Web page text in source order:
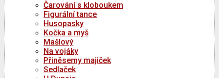
Čarování s kloboukem
Figurální tance
Husopasky
Kočka a myš
Mašlový
Na vojáky
Přiněsemy majiček
Sedlaček